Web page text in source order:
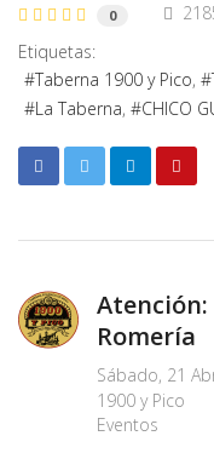
0
Etiquetas:
Taberna 1900 y Pico
La Taberna
CHICO
Atención:
Romería
Sábado, 21
1900 y Pico
Eventos